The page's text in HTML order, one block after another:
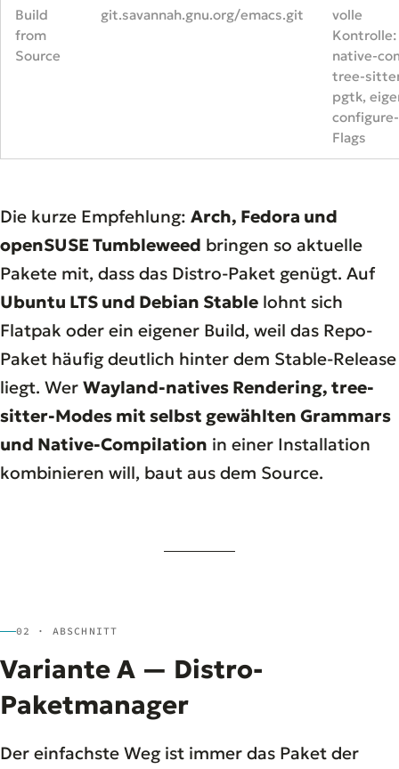
Build
from
Source
git.savannah.gnu.org/emacs.git
volle
Kontrolle:
native-
tree-
pgtk,
configure-
Flags
Die kurze Empfehlung: Arch, Fedora und
openSUSE Tumbleweed bringen so aktuelle
Pakete mit, dass das Distro-Paket genügt. Auf
Ubuntu LTS und Debian Stable lohnt sich
Flatpak oder ein eigener Build, weil das Repo-
Paket häufig deutlich hinter dem Stable-Release
liegt. Wer Wayland-natives Rendering, tree-
sitter-Modes mit selbst gewählten Grammars
und Native-Compilation in einer Installation
kombinieren will, baut aus dem Source.
02 · ABSCHNITT
Variante A — Distro-
Paketmanager
Der einfachste Weg ist immer das Paket der